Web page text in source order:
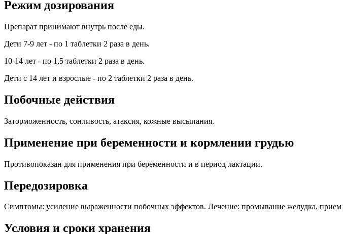
Режим дозирования
Препарат принимают внутрь после еды.
Дети 7-9 лет - по 1 таблетки 2 раза в день.
10-14 лет - по 1,5 таблетки 2 раза в день.
Дети с 14 лет и взрослые - по 2 таблетки 2 раза в день.
Побочные действия
Заторможенность, сонливость, атаксия, кожные высыпания.
Применение при беременности и кормлении грудью
Противопоказан для применения при беременности и в период лактации.
Передозировка
Симптомы: усиление выраженности побочных эффектов. Лечение: промывание желудка, прием
Условия и сроки хранения